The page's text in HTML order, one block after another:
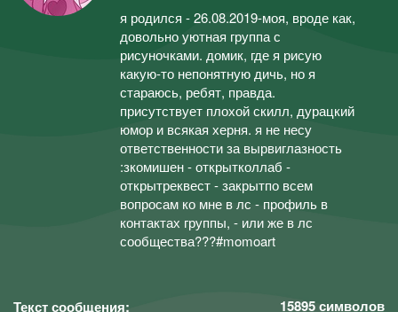
я родился - 26.08.2019-моя, вроде как,
довольно уютная группа с
рисуночками. домик, где я рисую
какую-то непонятную дичь, но я
стараюсь, ребят, правда.
присутствует плохой скилл, дурацкий
юмор и всякая херня. я не несу
ответственности за вырвиглазность
:зкомишен - открытколлаб -
открытреквест - закрытпо всем
вопросам ко мне в лс - профиль в
контактах группы, - или же в лс
сообщества???#momoart
Текст сообщения: 15895символов